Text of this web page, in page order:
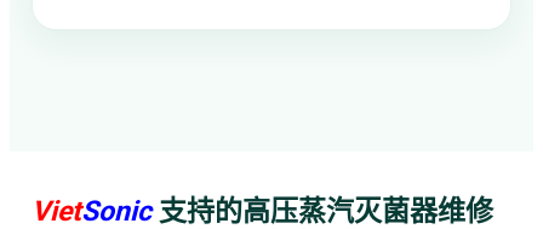
VietSonic支持的高压蒸汽灭菌器维修